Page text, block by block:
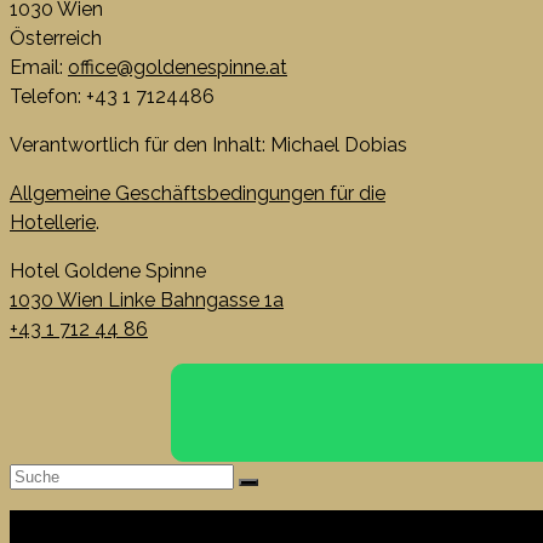
1030 Wien
Österreich
Email: office@goldenespinne.at
Telefon: +43 1 7124486
Verantwortlich für den Inhalt: Michael Dobias
Allgemeine Geschäftsbedingungen für die
Hotellerie.
Hotel Goldene Spinne
1030 Wien Linke Bahngasse 1a
+43 1 712 44 86
Search